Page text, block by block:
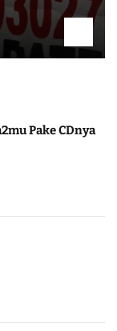
Pake CDnya